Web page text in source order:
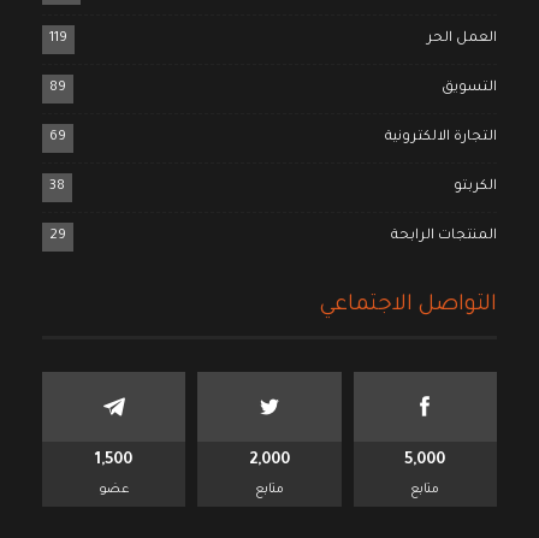
العمل الحر 119
التسويق 89
التجارة الالكترونية 69
الكربتو 38
المنتجات الرابحة 29
التواصل الاجتماعي
5,000
متابع
2,000
متابع
1,500
عضو